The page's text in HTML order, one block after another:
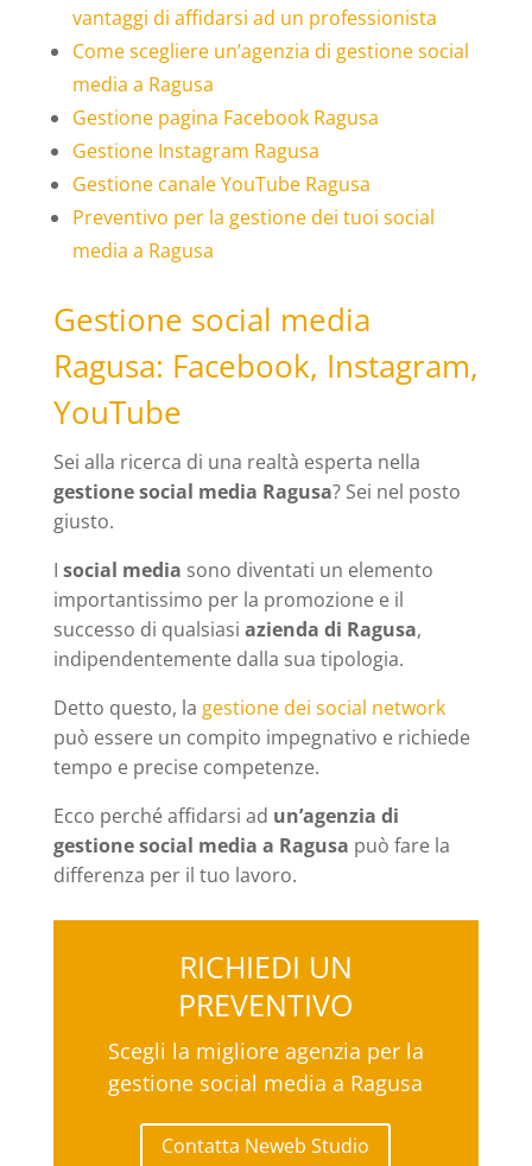
vantaggi di affidarsi ad un professionista
Come scegliere un’agenzia di gestione social
media a Ragusa
Gestione pagina Facebook Ragusa
Gestione Instagram Ragusa
Gestione canale YouTube Ragusa
Preventivo per la gestione dei tuoi social
media a Ragusa
Gestione social media
Ragusa: Facebook, Instagram,
YouTube
Sei alla ricerca di una realtà esperta nella
gestione social media Ragusa? Sei nel posto
giusto.
I social media sono diventati un elemento
importantissimo per la promozione e il
successo di qualsiasi azienda di Ragusa,
indipendentemente dalla sua tipologia.
Detto questo, la gestione dei social network
può essere un compito impegnativo e richiede
tempo e precise competenze.
Ecco perché affidarsi ad un’agenzia di
gestione social media a Ragusa può fare la
differenza per il tuo lavoro.
RICHIEDI UN
PREVENTIVO
Scegli la migliore agenzia per la
gestione social media a Ragusa
Contatta Neweb Studio